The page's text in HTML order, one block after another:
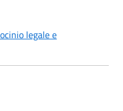
legale e